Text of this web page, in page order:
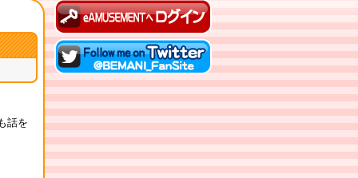
eAMUSEMENTにログイン
Twitterでファンサイトアカ
ウントをフォロー！
話を